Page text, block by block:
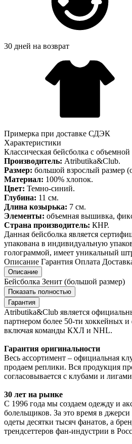
30 дней на возврат
Примерка при доставке СДЭК
Характеристики
Классическая бейсболка с
Производитель: Atributika&Club.
Размер: большой взрослый размер
Материал: 100% хлопок.
Цвет: Темно-синий.
Глубина: 11 см.
Длина козырька: 7 см.
Элементы: объемная вышивка,
Страна производитель: КНР.
Данная бейсболка является
упакована в индивидуальную
голограммой, имеет уникальный
Описание Гарантия Оплата
Описание
Бейсболка Зенит (большой размер)
Показать полностью
Гарантия
Atributika&Club является
партнером более 50-ти хоккейных
включая команды КХЛ и NHL.
Гарантия оригинальности
Весь ассортимент – официальная
продаем реплики. Вся продукция
согласовывается с клубами и
30 лет на рынке
С 1996 года мы создаем одежду и
болельщиков. За это время в
одеты десятки тысяч фанатов, а
трендсеттеров фан-индустрии в